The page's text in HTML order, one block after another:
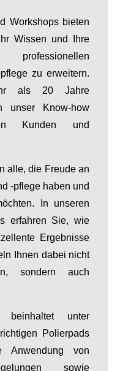
Workshops bieten
Wissen und Ihre
zu erweitern.
als 20 Jahre
unser Know-how
Kunden und
alle, die Freude an
-pflege haben und
In unseren
erfahren Sie, wie
Ergebnisse
Ihnen dabei nicht
sondern auch
beinhaltet unter
Polierpads
Anwendung von
sowie